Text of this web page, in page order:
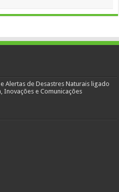
Alertas de Desastres Naturais ligado
Inovações e Comunicações